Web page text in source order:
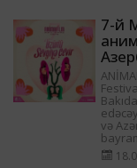
7-й
və